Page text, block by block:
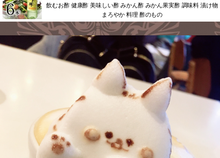
飲むお酢 健康酢 美味しい酢 みかん酢 みかん果実酢 調味料 漬け物
まろやか 料理 酢のもの